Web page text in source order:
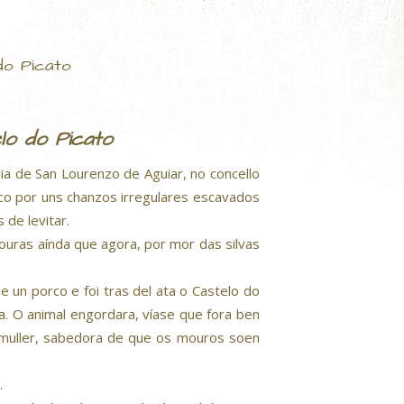
Picato
do Picato
de San Lourenzo de Aguiar, no concello
por uns chanzos irregulares escavados
de levitar.
aínda que agora, por mor das silvas
un porco e foi tras del ata o Castelo do
O animal engordara, víase que fora ben
sabedora de que os mouros soen